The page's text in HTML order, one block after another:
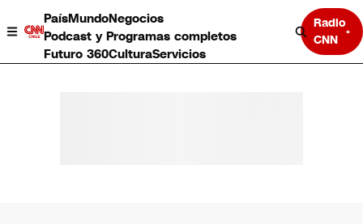
PaísMundoNegocios
Podcast y Programas completos
Futuro 360CulturaServicios
Radio
CNN